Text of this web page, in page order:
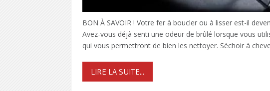
BON À SAVOIR ! Votre fer à boucler ou à lisser est-il
Avez-vous déjà senti une odeur de brûlé lorsque vous
qui vous permettront de bien les nettoyer. Séchoir à
LIRE LA SUITE...